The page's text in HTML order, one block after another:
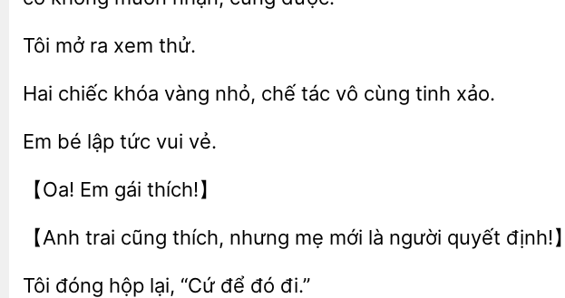
mở xem
Hai chiếc khóa vàng chế tác tinh xảo.
bé tức vui
gái
【Anh trai cũng thích, nhưng mẹ mới là
Tôi đóng hộp để đi.”